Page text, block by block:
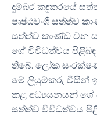
දුම්බර කඳුකරයේ
පෘෂ්ඨවංශී සත්ත්ව
සත්ත්ව කාණ්ඩ වන
ගේ විවිධත්වය
තිබේ. ලෝක
මේ ලියුම්කරු විසින්
කළ අධ්‍යයනයන්
සත්ත්ව විවිධත්වය